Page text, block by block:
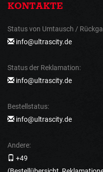
KONTAKTE
Status von Umtausch /
info@ultrascity.de
Status der Reklamation:
info@ultrascity.de
Bestellstatus:
info@ultrascity.de
Andere:
+49